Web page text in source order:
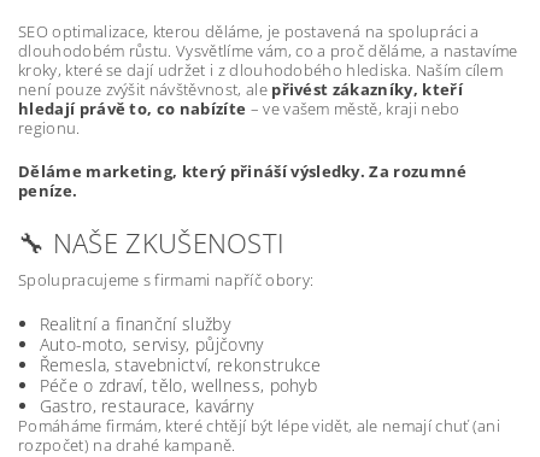
SEO optimalizace, kterou děláme, je postavená na spolupráci a
dlouhodobém růstu. Vysvětlíme vám, co a proč děláme, a nastavíme
kroky, které se dají udržet i z dlouhodobého hlediska. Naším cílem
není pouze zvýšit návštěvnost, ale přivést zákazníky, kteří
hledají právě to, co nabízíte – ve vašem městě, kraji nebo
regionu.
Děláme marketing, který přináší výsledky. Za rozumné
peníze.
🔧 NAŠE ZKUŠENOSTI
Spolupracujeme s firmami napříč obory:
Realitní a finanční služby
Auto-moto, servisy, půjčovny
Řemesla, stavebnictví, rekonstrukce
Péče o zdraví, tělo, wellness, pohyb
Gastro, restaurace, kavárny
Pomáháme firmám, které chtějí být lépe vidět, ale nemají chuť (ani
rozpočet) na drahé kampaně.